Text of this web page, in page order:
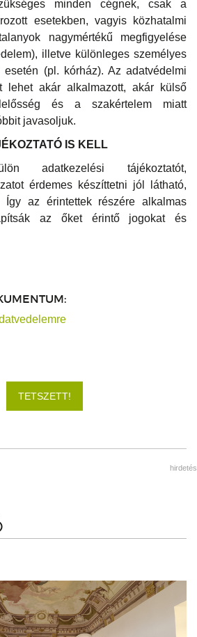
minden cégnek, csak a
esetekben, vagyis közhatalmi
nagymértékű megfigyelése
illetve különleges személyes
esetén (pl. kórház). Az adatvédelmi
lehet akár alkalmazott, akár külső
és a szakértelem miatt
javasoljuk.
IS KELL
adatkezelési tájékoztatót,
érdemes készíttetni jól látható,
Így az érintettek részére alkalmas
az őket érintő jogokat és
TETSZETT!
hirdetés